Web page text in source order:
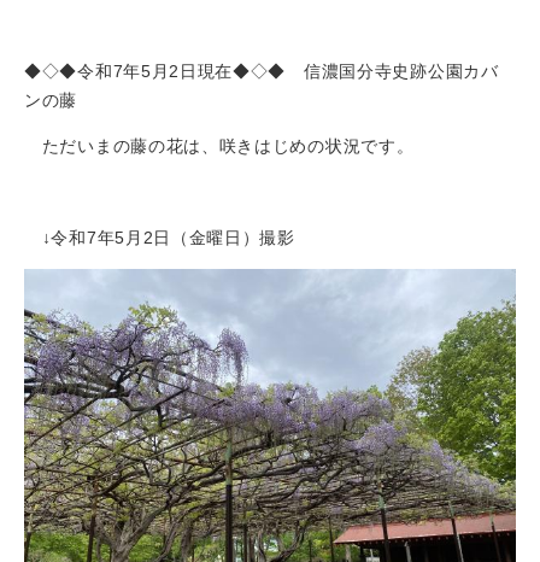
◆◇◆令和7年5月2日現在◆◇◆ 信濃国分寺史跡公園カバ
ンの藤
ただいまの藤の花は、咲きはじめの状況です。
↓令和7年5月2日（金曜日）撮影